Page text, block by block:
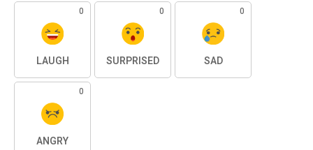
0
LAUGH
0
SURPRISED
0
SAD
0
ANGRY